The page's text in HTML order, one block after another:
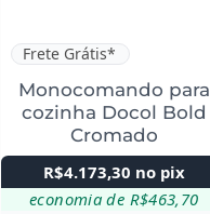
Frete Grátis*
Monocomando para
cozinha Docol Bold
Cromado
R$4.173,30 no pix
economia de R$463,70